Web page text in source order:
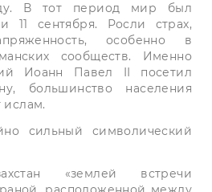
В тот период мир был
11 сентября. Росли страх,
особенно в
сообществ. Именно
Иоанн Павел II посетил
большинство населения
ислам.
сильный символический
«землей встречи